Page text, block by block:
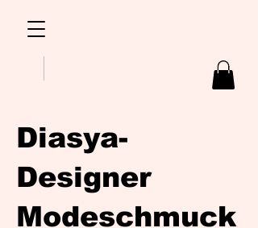
Diasya-
Designer
Modeschmuck